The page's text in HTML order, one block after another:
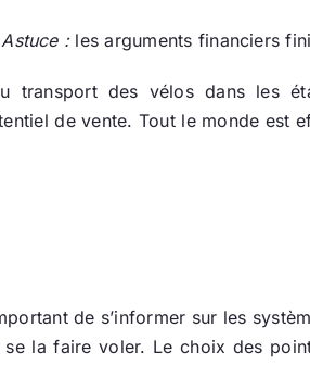
Astuce :les arguments financiers
transport des vélos dans les
de vente. Tout le monde est
de s’informer sur les
la faire voler. Le choix des